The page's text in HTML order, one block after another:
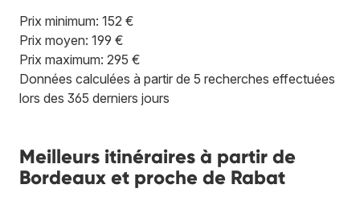
Prix minimum: 152 €
Prix moyen: 199 €
Prix maximum: 295 €
Données calculées à partir de 5 recherches effectuées
lors des 365 derniers jours
Meilleurs itinéraires à partir de
Bordeaux et proche de Rabat